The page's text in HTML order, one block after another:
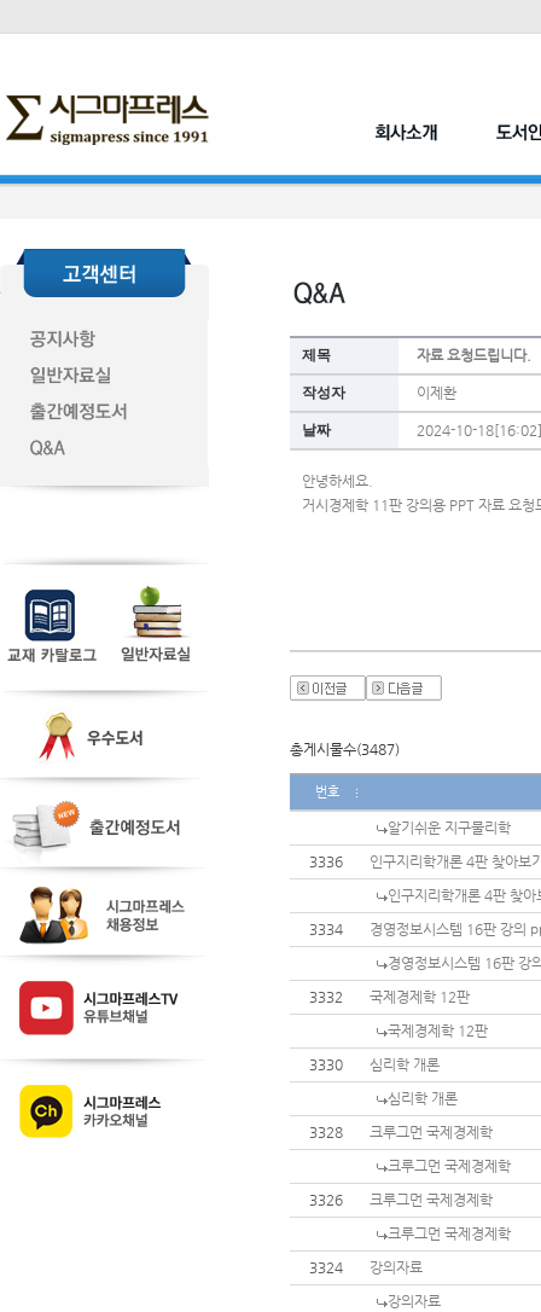
제목 자료 요청드립니다.
작성자 이제환
날짜 2024-10-18[16:02]
안녕하세요.
거시경제학 11판 강의용 PPT 자료 요청
총게시물수(3487)
번호
알기쉬운 지구물리학
3336
인구지리학개론 4판 찾아보
인구지리학개론 4판 찾아
3334
경영정보시스템 16판 강의
경영정보시스템 16판 강
3332
국제경제학 12판
국제경제학 12판
3330
심리학 개론
심리학 개론
3328
크루그먼 국제경제학
크루그먼 국제경제학
3326
크루그먼 국제경제학
크루그먼 국제경제학
3324
강의자료
강의자료